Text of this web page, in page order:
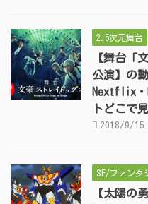
2.5次元舞台
【舞台「
公演】の
Nextflix・
トどこで
2018/9/15
SF/ファンタ
【太陽の